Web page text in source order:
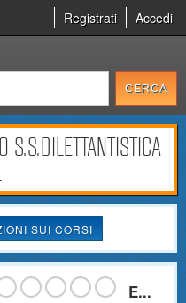
Registrati Accedi
S.S.DILETTANTISTICA
SUI CORSI
E...